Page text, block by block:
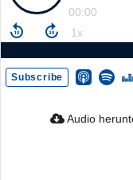
00:00
Subscribe
Audio